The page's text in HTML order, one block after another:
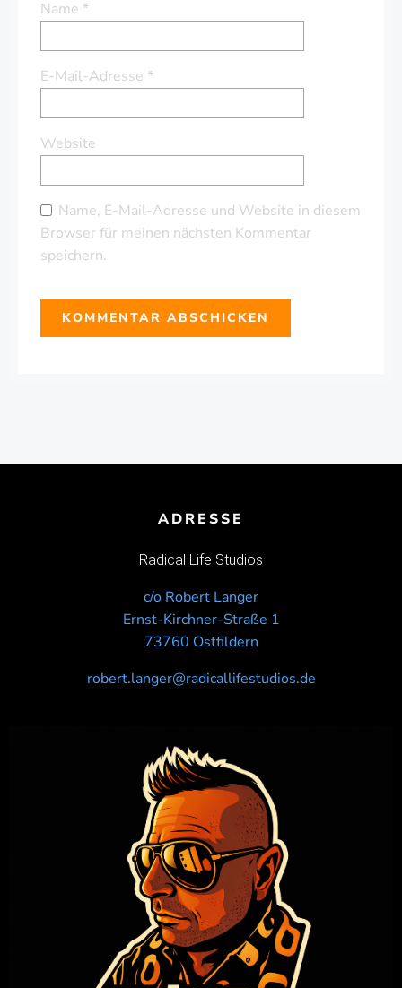
Name *
E-Mail-Adresse *
Website
Name, E-Mail-Adresse und Website in diesem
Browser für meinen nächsten Kommentar
speichern.
ADRESSE
Radical Life Studios
c/o Robert Langer
Ernst-Kirchner-Straße 1
73760 Ostfildern
robert.langer@radicallifestudios.de